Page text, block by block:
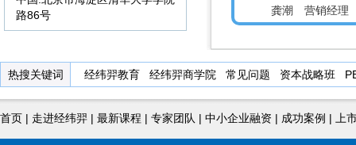
路86号
龚潮 营销经理
热搜关键词 经纬羿教育 经纬羿商学院 常见问题 资本战略班
首页 | 走进经纬羿 | 最新课程 | 专家团队 | 中小企业融资 | 成功案例 | 上